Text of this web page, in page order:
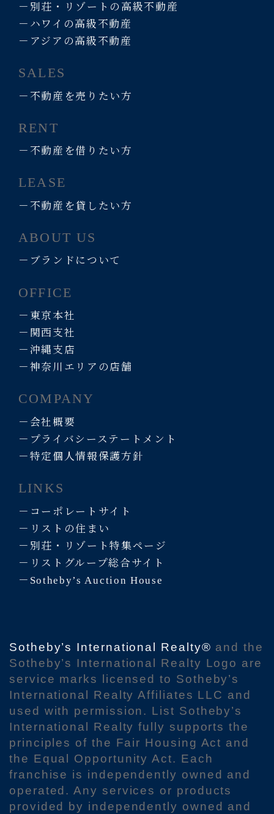
－別荘・リゾートの高級不動産
－ハワイの高級不動産
－アジアの高級不動産
SALES
－不動産を売りたい方
RENT
－不動産を借りたい方
LEASE
－不動産を貸したい方
ABOUT US
－ブランドについて
OFFICE
－東京本社
－関西支社
－沖縄支店
－神奈川エリアの店舗
COMPANY
－会社概要
－プライバシーステートメント
－特定個人情報保護方針
LINKS
－コーポレートサイト
－リストの住まい
－別荘・リゾート特集ページ
－リストグループ総合サイト
－Sotheby’s Auction House
Sotheby’s International Realty® and the
Sotheby’s International Realty Logo are
service marks licensed to Sotheby’s
International Realty Affiliates LLC and
used with permission. List Sotheby’s
International Realty fully supports the
principles of the Fair Housing Act and
the Equal Opportunity Act. Each
franchise is independently owned and
operated. Any services or products
provided by independently owned and